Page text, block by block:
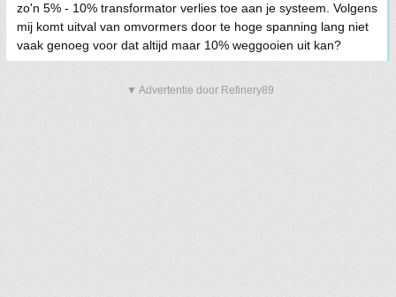
zo'n 5% - 10% transformator verlies toe aan je systeem. Volgens
mij komt uitval van omvormers door te hoge spanning lang niet
vaak genoeg voor dat altijd maar 10% weggooien uit kan?
▼ Advertentie door Refinery89